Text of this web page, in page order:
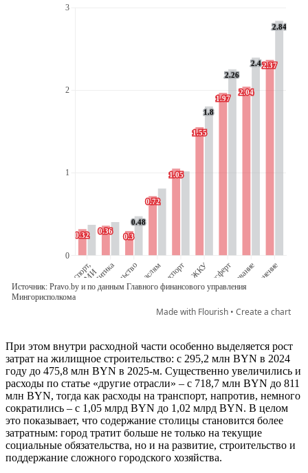
При этом внутри расходной части особенно выделяется рост
затрат на жилищное строительство: с 295,2 млн BYN в 2024
году до 475,8 млн BYN в 2025-м. Существенно увеличились и
расходы по статье «другие отрасли» – с 718,7 млн BYN до 811
млн BYN, тогда как расходы на транспорт, напротив, немного
сократились – с 1,05 млрд BYN до 1,02 млрд BYN. В целом
это показывает, что содержание столицы становится более
затратным: город тратит больше не только на текущие
социальные обязательства, но и на развитие, строительство и
поддержание сложного городского хозяйства.